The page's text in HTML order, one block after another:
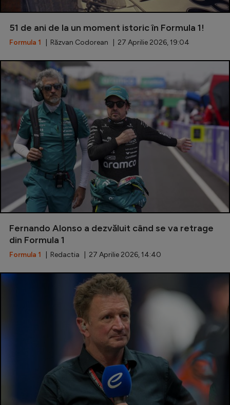
51 de ani de la un moment istoric în Formula 1!
Formula 1 | Răzvan Codorean | 27 Aprilie 2026, 19:04
Fernando Alonso a dezvăluit când se va retrage
din Formula 1
Formula 1 | Redactia | 27 Aprilie 2026, 14:40